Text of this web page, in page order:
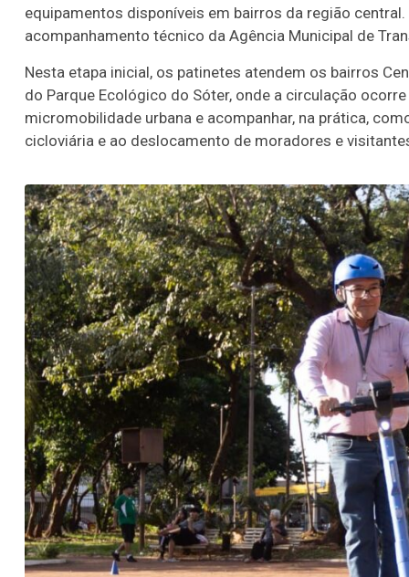
equipamentos disponíveis em bairros da região
acompanhamento técnico da Agência Municipal de
Nesta etapa inicial, os patinetes atendem os bairros
do Parque Ecológico do Sóter, onde a circulação
micromobilidade urbana e acompanhar, na prática,
cicloviária e ao deslocamento de moradores e